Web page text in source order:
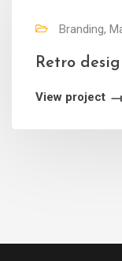
Branding,
Retro
View project